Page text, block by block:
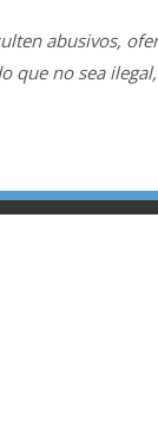
abusivos,
que no sea